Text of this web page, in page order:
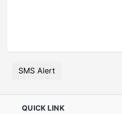
SMS Alert
QUICK LINK